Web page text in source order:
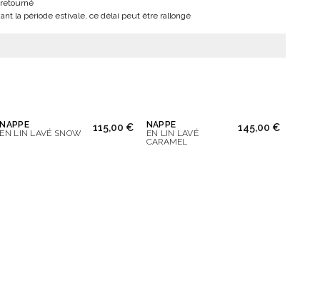
la période estivale, ce délai peut être rallongé
NAPPE
EN LIN LAVÉ SNOW
115,00 €
NAPPE
EN LIN LAVÉ
CARAMEL
145,00 €